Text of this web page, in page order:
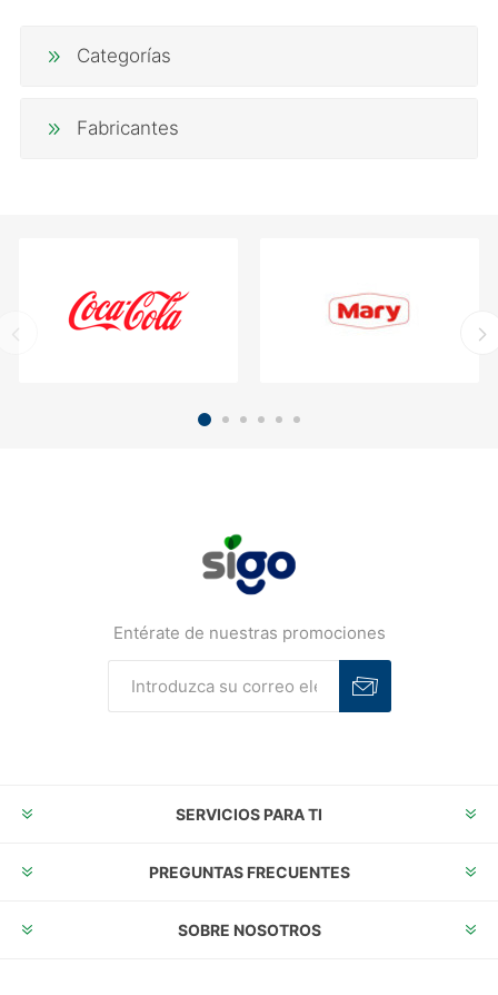
Categorías
Fabricantes
Entérate de nuestras promociones
SERVICIOS PARA TI
PREGUNTAS FRECUENTES
SOBRE NOSOTROS